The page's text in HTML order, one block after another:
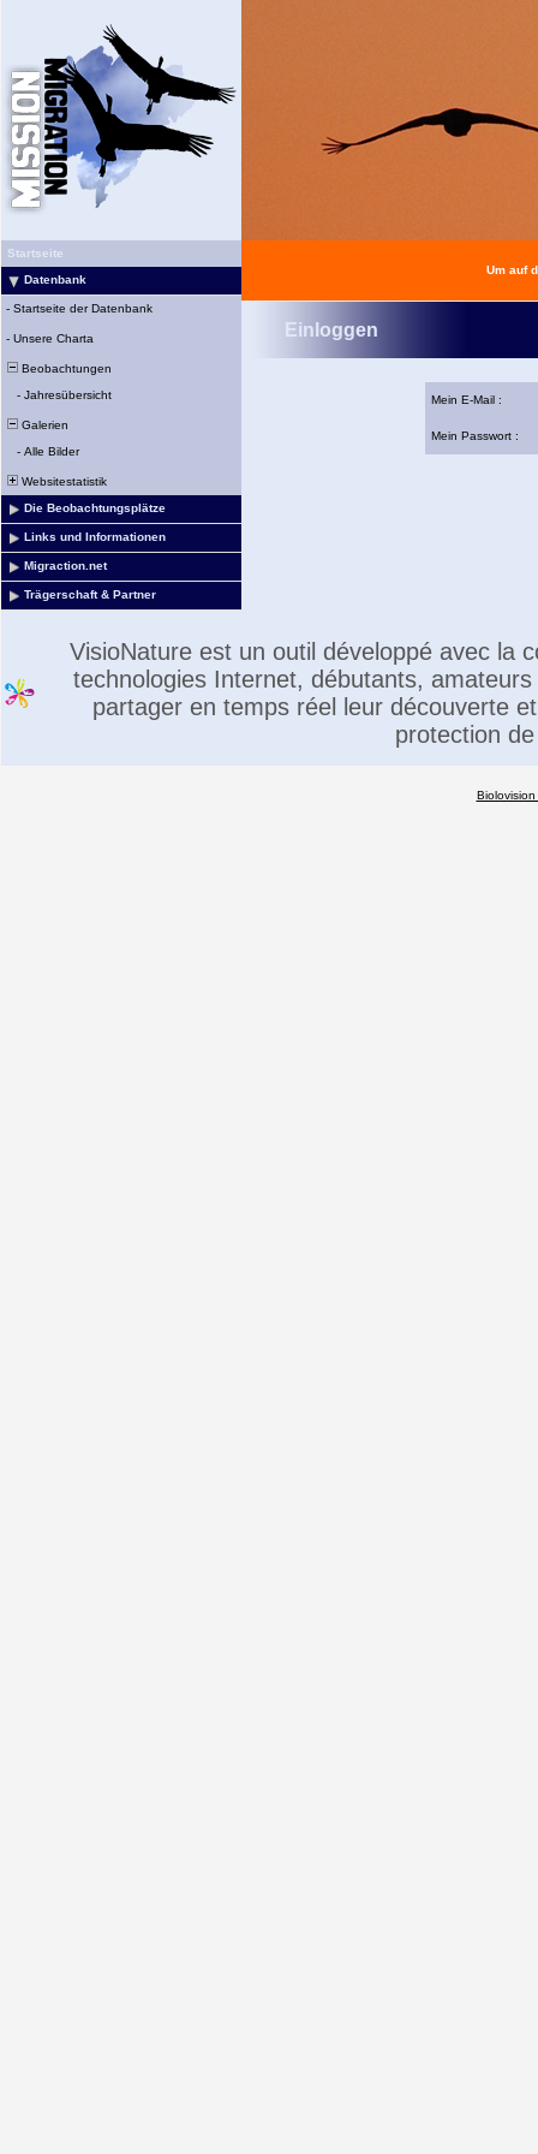
Startseite
Datenbank
- Startseite der Datenbank
- Unsere Charta
Beobachtungen
- Jahresübersicht
Galerien
- Alle Bilder
Websitestatistik
Die Beobachtungsplätze
Links und Informationen
Migraction.net
Trägerschaft & Partner
Um auf
Einloggen
Mein E-Mail :
Mein Passwort :
VisioNature est un outil développé avec la
technologies Internet, débutants,
partager en temps réel leur découverte
protection
Biolovision